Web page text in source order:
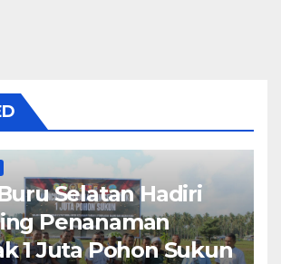
Selatan Hadiri
Penanaman
1 Juta Pohon Sukun